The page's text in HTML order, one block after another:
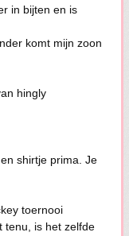
in bijten en is
komt mijn zoon
hingly
shirtje prima. Je
toernooi
tenu, is het zelfde